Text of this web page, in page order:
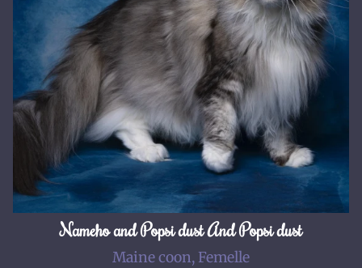
Nameho and Popsi dust And Popsi dust
Maine coon, Femelle